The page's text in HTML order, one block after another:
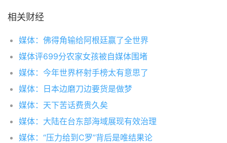
相关财经
媒体：佛得角输给阿根廷赢了全世界
媒体评699分农家女孩被自媒体围堵
媒体：今年世界杯射手榜太有意思了
媒体：日本边磨刀边要货是做梦
媒体：天下苦话费贵久矣
媒体：大陆在台东部海域展现有效治理
媒体：“压力给到C罗”背后是唯结果论